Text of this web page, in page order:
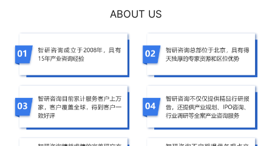
ABOUT US